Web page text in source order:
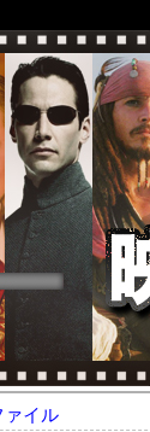
ァイル